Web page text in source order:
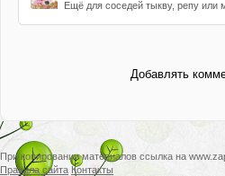
Ещё для соседей тыкву, репу
Добавлять
При копировании материалов ссылка на
Правила сайта Контакты